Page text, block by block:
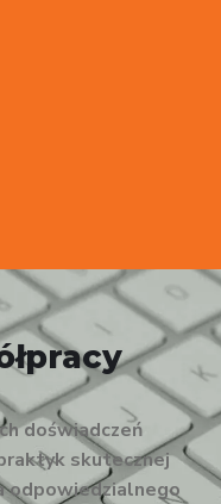
doświadczeń
skutecznej
odpowiedzialnego